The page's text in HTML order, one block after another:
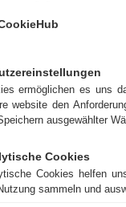
ermöglichen es uns
website den
ausgewählter
Cookies
Cookies helfen
sammeln und